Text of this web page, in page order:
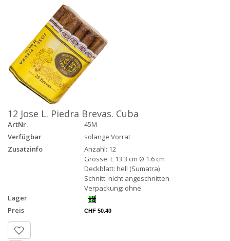
12 Jose L. Piedra Brevas. Cuba
ArtNr.
45M
Verfügbar
solange Vorrat
Zusatzinfo
Anzahl: 12
Grösse: L 13.3 cm Ø 1.6 cm
Deckblatt: hell (Sumatra)
Schnitt: nicht angeschnitten
Verpackung: ohne
Lager
Preis
CHF 50.40